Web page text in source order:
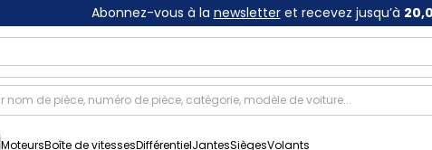
Abonnez-vous à la newsletteret recevez jusqu’à
MoteursBoîte de vitessesDifférentielJantesSiègesVolants